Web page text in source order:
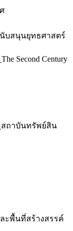
บสนุนยุทธศาสตร์
The Second Century
สถาบันทรัพย์สิน
ะพื้นที่สร้างสรรค์